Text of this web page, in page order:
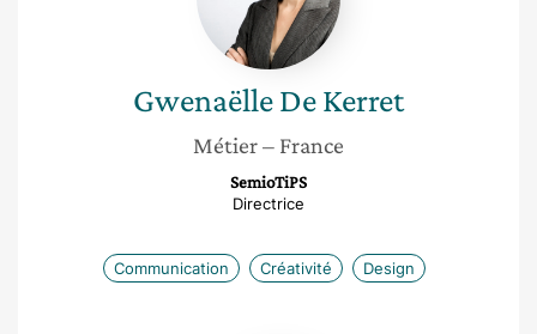
GwenaëlleDe Kerret
Métier– France
SemioTiPS
Directrice
Communication Créativité Design